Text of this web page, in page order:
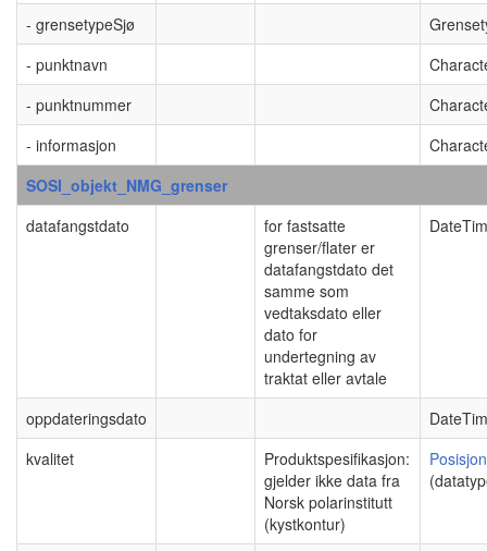
- grensetypeSjø
- punktnavn
- punktnummer
- informasjon
SOSI_objekt_NMG_grenser
datafangstdato
for fastsatte
grenser/flater er
datafangstdato det
samme som
vedtaksdato eller
dato for
undertegning av
traktat eller avtale
oppdateringsdato
kvalitet
Produktspesifikasjon:
gjelder ikke data fra
Norsk polarinstitutt
(kystkontur)